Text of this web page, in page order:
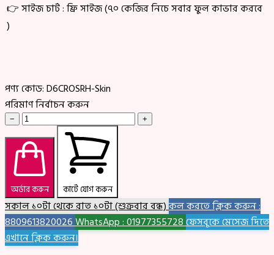
👉 সাইজ চার্ট : ফ্রি সাইজ (৭০ কেজির নিচে সবার ফুল কাভার করবে
)
পণ্য কোড:D6CROSRH-Skin
পরিমাণ নির্বাচন করুন
− +
অর্ডার করুন কার্টে যোগ করুন
সকাল ১০টা থেকে রাত ১০টা (শুক্রবার বন্ধ)কল করতে ক্লিক করুন :
8809613820026WhatsApp : 01977355728ফেসবুকে মেসেজ দিতে
এখানে ক্লিক করুন।